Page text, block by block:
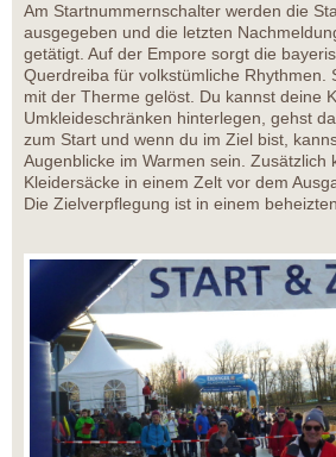
Am Startnummernschalter werden die
ausgegeben und die letzten
getätigt. Auf der Empore sorgt die
Querdreiba für volkstümliche Rhythmen.
mit der Therme gelöst. Du kannst deine
Umkleideschränken hinterlegen, gehst
zum Start und wenn du im Ziel bist,
Augenblicke im Warmen sein. Zusätzlich
Kleidersäcke in einem Zelt vor dem
Die Zielverpflegung ist in einem